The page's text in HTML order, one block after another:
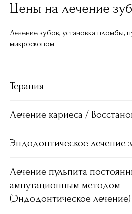
Цены на лечение
Лечение зубов, установка пломбы,
микроскопом
Терапия
Лечение кариеса /
Эндодонтическое лечение
Лечение пульпита
ампутационным методом
(Эндодонтическое лечение)
Часто задаваемые